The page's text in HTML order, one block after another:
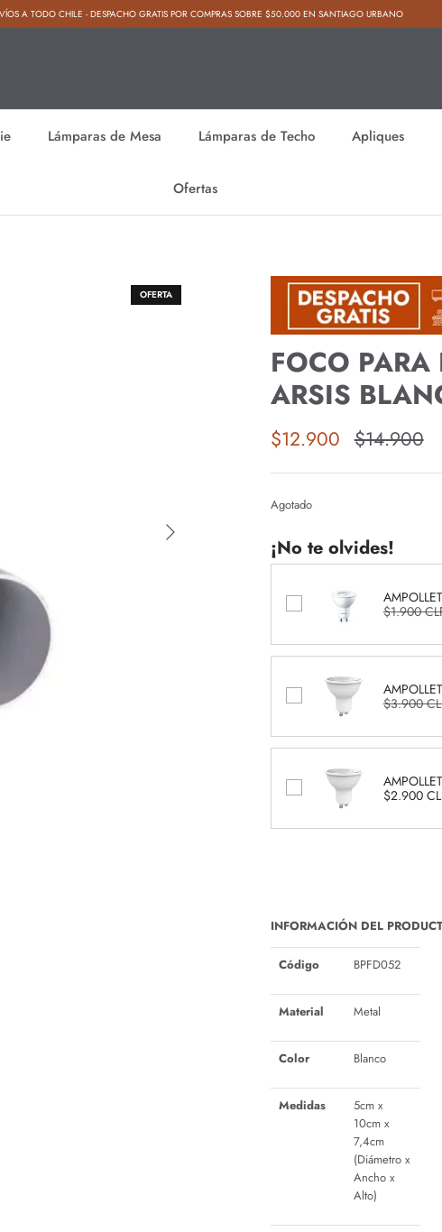
A TODO CHILE - DESPACHO GRATIS POR COMPRAS SOBRE $50.000 EN SANTIAGO URBANO
Lámparas de Mesa Lámparas de Techo Apliques
Ofertas
OFERTA
FOCO PARA
ARSIS
$12.900 $14.900
Agotado
¡No te olvides!
$1.900
$3.900
$2.900
INFORMACIÓN DEL
Código BPFD052
Material Metal
Color Blanco
Medidas
5cm x
10cm x
7,4cm
(Diámetro x
Ancho x
Alto)